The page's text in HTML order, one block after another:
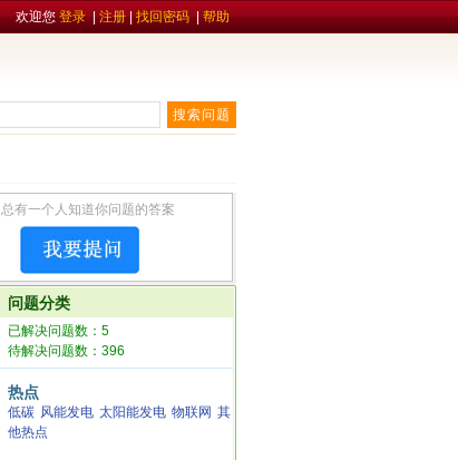
欢迎您登录 |注册 |找回密码 |帮助
总有一个人知道你问题的答案
问题分类
已解决问题数：5
待解决问题数：396
热点
低碳 风能发电 太阳能发电 物联网 其
他热点